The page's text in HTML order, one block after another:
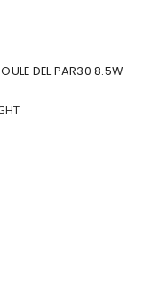
DEL PAR30 8.5W